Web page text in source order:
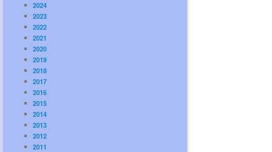
2024
2023
2022
2021
2020
2019
2018
2017
2016
2015
2014
2013
2012
2011